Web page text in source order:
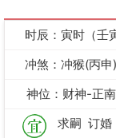
时辰：寅时（壬
冲煞：冲猴(丙申
神位：财神-正
求嗣 订婚